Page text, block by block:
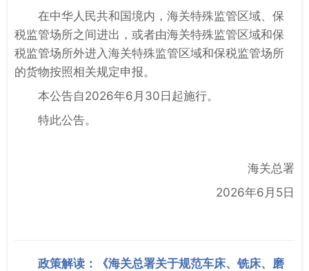
在中华人民共和国境内，海关特殊监管区域、保
税监管场所之间进出，或者由海关特殊监管区域和保
税监管场所外进入海关特殊监管区域和保税监管场所
的货物按照相关规定申报。
本公告自2026年6月30日起施行。
特此公告。
海关总署
2026年6月5日
政策解读：《海关总署关于规范车床、铣床、磨